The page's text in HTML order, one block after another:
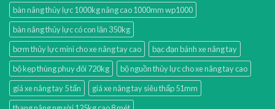
bàn nâng thủy lực 1000kg nâng cao 1000mm wp1000
bàn nâng thủy lực có con lăn 350kg
bơm thủy lực mini cho xe nâng tay cao
bạc đạn bánh xe nâng tay
bộ kẹp thùng phuy đôi 720kg
bộ nguồn thủy lực cho xe nâng tay cao
giá xe nâng tay 5 tấn
giá xe nâng tay siêu thấp 51mm